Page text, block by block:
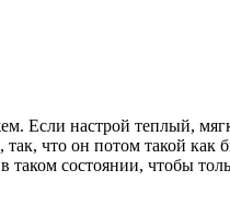
Если настрой теплый,
что он потом такой
состоянии, чтобы